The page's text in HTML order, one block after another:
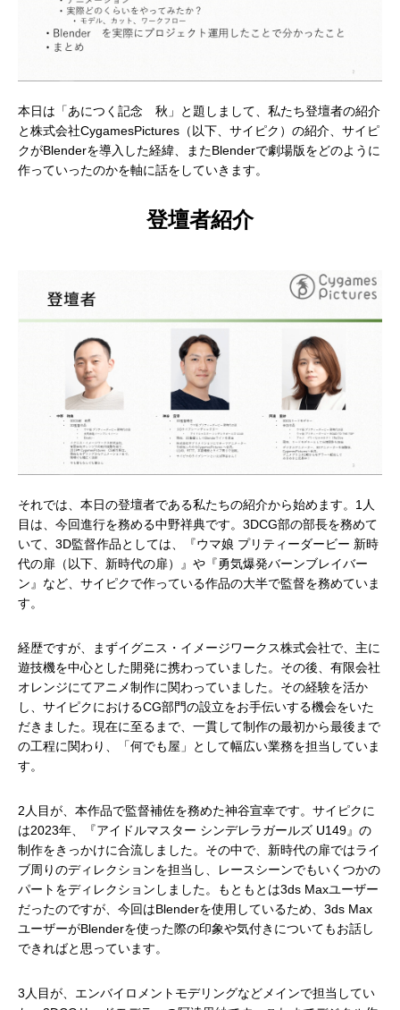
本日は「あにつく記念 秋」と題しまして、私たち登壇者の紹介
と株式会社CygamesPictures（以下、サイピク）の紹介、サイピ
クがBlenderを導入した経緯、またBlenderで劇場版をどのように
作っていったのかを軸に話をしていきます。
登壇者紹介
それでは、本日の登壇者である私たちの紹介から始めます。1人
目は、今回進行を務める中野祥典です。3DCG部の部長を務めて
いて、3D監督作品としては、『ウマ娘 プリティーダービー 新時
代の扉（以下、新時代の扉）』や『勇気爆発バーンブレイバー
ン』など、サイピクで作っている作品の大半で監督を務めていま
す。
経歴ですが、まずイグニス・イメージワークス株式会社で、主に
遊技機を中心とした開発に携わっていました。その後、有限会社
オレンジにてアニメ制作に関わっていました。その経験を活か
し、サイピクにおけるCG部門の設立をお手伝いする機会をいた
だきました。現在に至るまで、一貫して制作の最初から最後まで
の工程に関わり、「何でも屋」として幅広い業務を担当していま
す。
2人目が、本作品で監督補佐を務めた神谷宣幸です。サイピクに
は2023年、『アイドルマスター シンデレラガールズ U149』の
制作をきっかけに合流しました。その中で、新時代の扉ではライ
ブ周りのディレクションを担当し、レースシーンでもいくつかの
パートをディレクションしました。もともとは3ds Maxユーザー
だったのですが、今回はBlenderを使用しているため、3ds Max
ユーザーがBlenderを使った際の印象や気付きについてもお話し
できればと思っています。
3人目が、エンバイロメントモデリングなどメインで担当してい